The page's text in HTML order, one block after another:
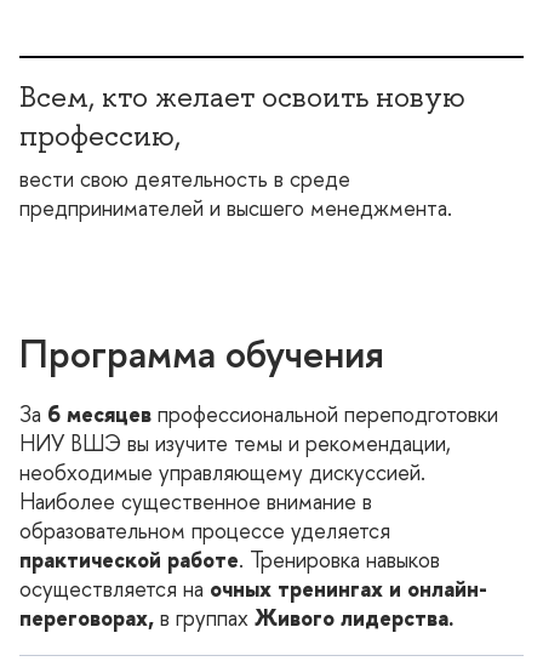
сем, кто желает освоить новую
профессию,
ести свою деятельность в среде
предпринимателей и высшего менеджмента.
Программа обучения
За 6 месяце профессиональной переподготовки
НИУ ВШЭ вы изучите темы и рекомендации,
необходимые управляющему дискуссией.
Наиболее существенное внимание
образовательном процессе уделяется
практической работе. Тренировка навыко
осуществляется на очных тренингах и онлайн-
переговорах, руппах Живого лидерства.